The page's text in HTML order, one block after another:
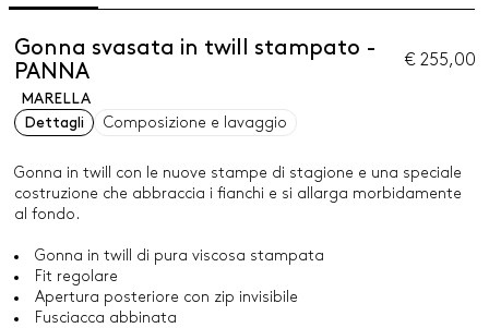
Gonna svasata in twill stampato -
PANNA
€ 255,00
MARELLA
Dettagli
Composizione e lavaggio
Gonna in twill con le nuove stampe di stagione e una speciale
costruzione che abbraccia i fianchi e si allarga morbidamente
al fondo.
Gonna in twill di pura viscosa stampata
Fit regolare
Apertura posteriore con zip invisibile
Fusciacca abbinata